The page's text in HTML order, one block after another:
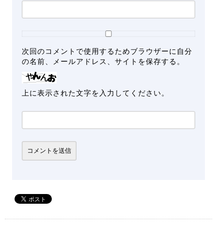
次回のコメントで使用するためブラウザーに自分
の名前、メールアドレス、サイトを保存する。
上に表示された文字を入力してください。